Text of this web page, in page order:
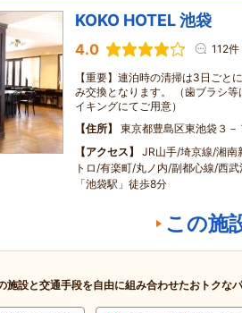
KOKO HOTEL 池袋
4.0 112件
【重要】連泊時の清掃は3日ごと
み交換となります。 （歯ブラシ
イキングにてご用意）
住所
東京都豊島区東池袋３－
アクセス
JR山手/埼京線/湘南
トロ/有楽町/丸ノ内/副都心線/西
「池袋駅」徒歩8分
この施
施設と交通手段を自由に組み合わせたおトクな